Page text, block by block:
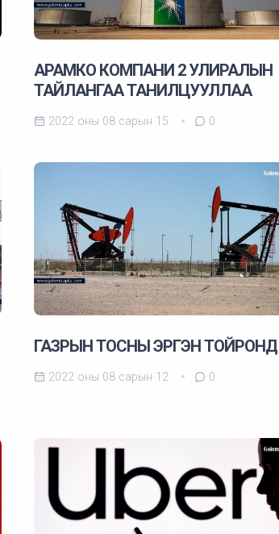
АРАМКО КОМПАНИ 2 УЛИРАЛЫН
ТАЙЛАНГАА ТАНИЛЦУУЛЛАА
2022 оны 08 сарын 15 0
ГАЗРЫН ТОСНЫ ЭРГЭН ТОЙРОНД
2022 оны 08 сарын 12 0